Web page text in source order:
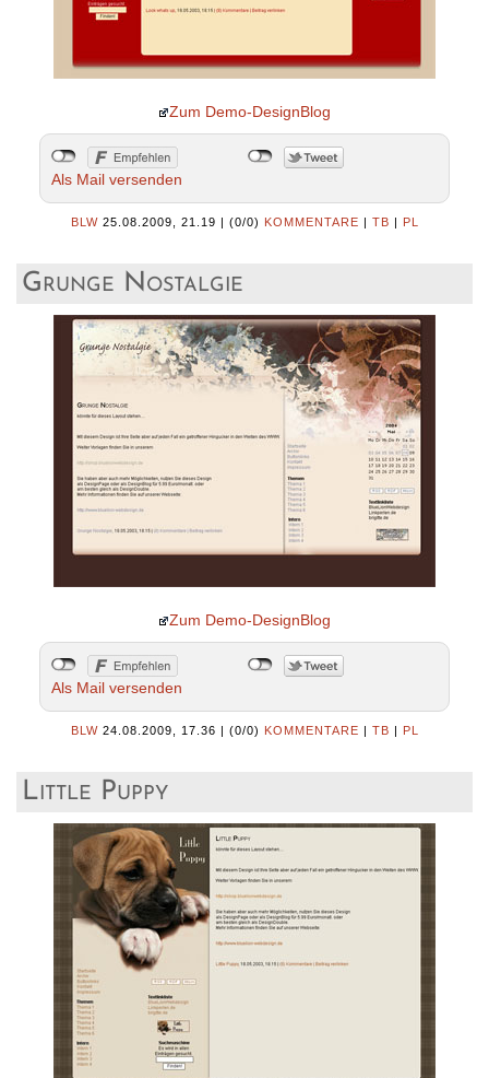
Zum Demo-DesignBlog
Als Mail versenden
BLW 25.08.2009, 21.19 | (0/0) KOMMENTARE | TB | PL
Grunge Nostalgie
Zum Demo-DesignBlog
Als Mail versenden
BLW 24.08.2009, 17.36 | (0/0) KOMMENTARE | TB | PL
Little Puppy